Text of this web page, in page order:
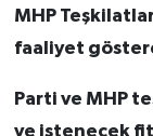
MHP
faaliyet
Parti ve MHP
ve istenecek